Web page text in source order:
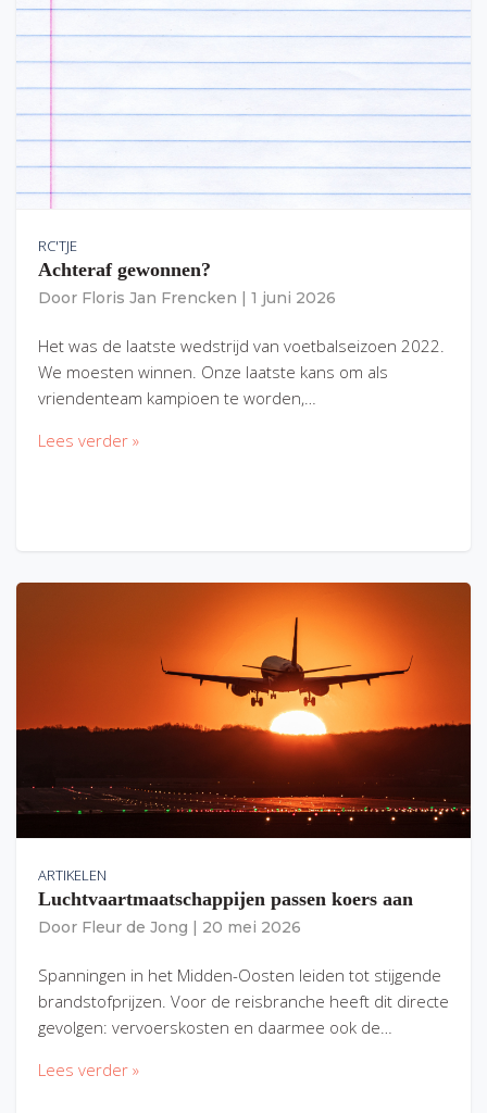
RC'TJE
Achteraf gewonnen?
Door Floris Jan Frencken 1 juni 2026
Het was de laatste wedstrijd van voetbalseizoen 2022.
We moesten winnen. Onze laatste kans om als
vriendenteam kampioen te worden,…
Lees verder »
ARTIKELEN
Luchtvaartmaatschappijen passen koers aan
Door Fleur de Jong 20 mei 2026
Spanningen in het Midden-Oosten leiden tot stijgende
brandstofprijzen. Voor de reisbranche heeft dit directe
gevolgen: vervoerskosten en daarmee ook de…
Lees verder »